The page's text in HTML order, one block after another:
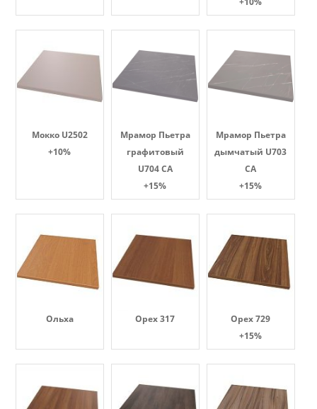
Мокко U2502
+10%
Мрамор Пьетра
графитовый
U704 CA
+15%
Мрамор Пьетра
дымчатый U703
CA
+15%
Ольха Орех 317
Орех 729
+15%